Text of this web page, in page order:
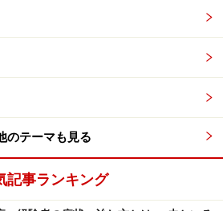
のテーマも見る
記事ランキング